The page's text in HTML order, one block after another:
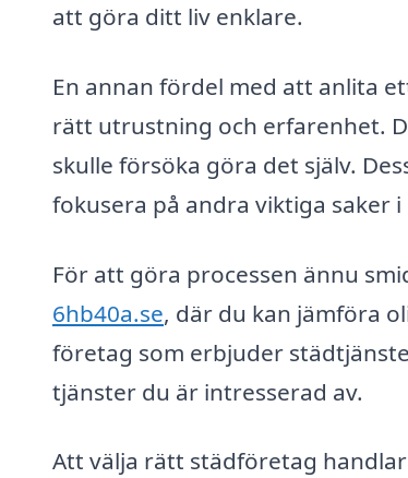
att göra ditt liv enklare.
En annan fördel med att anlita
rätt utrustning och erfarenhet.
skulle försöka göra det själv.
fokusera på andra viktiga saker i
För att göra processen ännu
6hb40a.se, där du kan jämföra
företag som erbjuder
tjänster du är intresserad av.
Att välja rätt städföretag